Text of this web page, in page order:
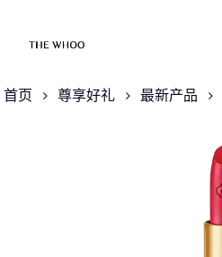
首页 尊享好礼 最新产品